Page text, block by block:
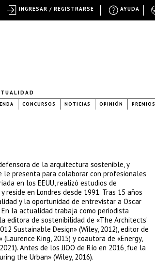
CONCURSOS NOTICIAS OPINIÓN PREMIOS
de la arquitectura sostenible, y
le presenta para colaborar con profesionales
en los EEUU, realizó estudios de
reside en Londres desde 1991. Tras 15 años
y la oportunidad de entrevistar a Oscar
la actualidad trabaja como periodista
editora de sostenibilidad de «The Architects’
Sustainable Design» (Wiley, 2012), editor de
King, 2015) y coautora de «Energy,
Antes de los JJOO de Río en 2016, fue la
the Urban» (Wiley, 2016).
AYUDA
INGRESAR / REGISTRARSE